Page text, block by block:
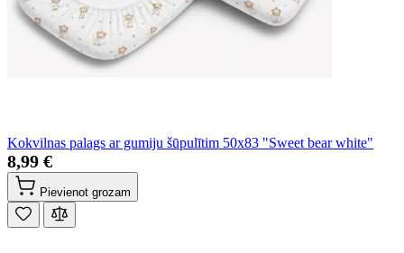
Kokvilnas palags ar gumiju šūpulītim 50x83 "Sweet bear white"
8,99 €
Pievienot grozam